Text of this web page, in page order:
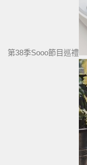
第38季Sooo節目巡禮